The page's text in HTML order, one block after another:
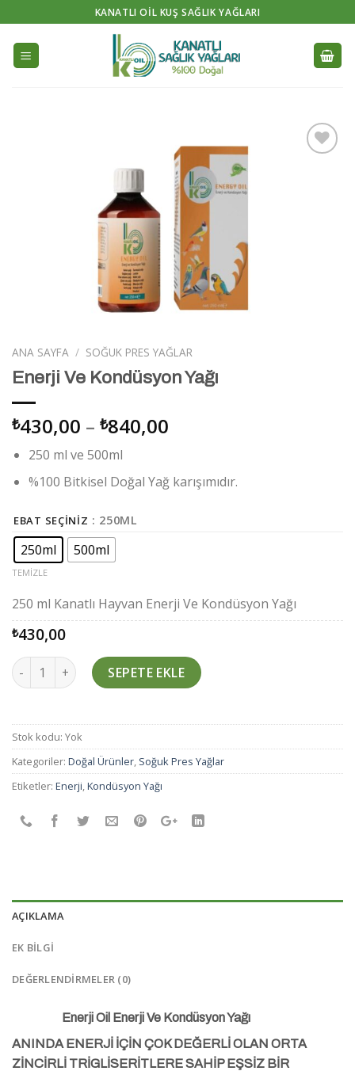
to
content
KANATLI OIL KUŞ SAĞLIK YAĞLARI
ANA SAYFA / SOĞUK PRES YAĞLAR
Enerji Ve Kondüsyon Yağı
₺430,00 – ₺840,00
-
250 ml ve 500ml
%100 Bitkisel Doğal Yağ karışımıdır.
EBAT SEÇINIZ : 250ML
250ml 500ml
TEMIZLE
250 ml Kanatlı Hayvan Enerji Ve Kondüsyon Yağı
₺430,00
Miktar SEPETE EKLE
Stok kodu: Yok
Kategoriler: Doğal Ürünler, Soğuk Pres Yağlar
Etiketler: Enerji,Kondüsyon Yağı
AÇIKLAMA
EK BILGI
DEĞERLENDIRMELER (0)
Enerji Oil Enerji Ve Kondüsyon Yağı
ANINDA ENERJİ İÇİN ÇOK DEĞERLİ OLAN ORTA
ZİNCİRLİ TRİGLİSERİTLERE SAHİP EŞSİZ BİR